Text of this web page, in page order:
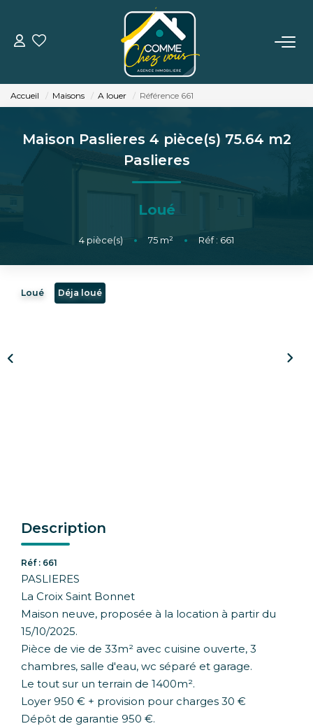
VENTE
LOCATION
ESTIMATION
L'AGENCE
Accueil Maisons A louer Référence 661
Maison Paslieres 4 pièce(s) 75.64 m2
Paslieres
Loué
4 pièce(s) • 75 m² • Réf : 661
Loué Déja loué
Description
Réf : 661
PASLIERES
La Croix Saint Bonnet
Maison neuve, proposée à la location à partir du
15/10/2025.
Pièce de vie de 33m² avec cuisine ouverte, 3
chambres, salle d'eau, wc séparé et garage.
Le tout sur un terrain de 1400m².
Loyer 950 € + provision pour charges 30 €
Dépôt de garantie 950 €.